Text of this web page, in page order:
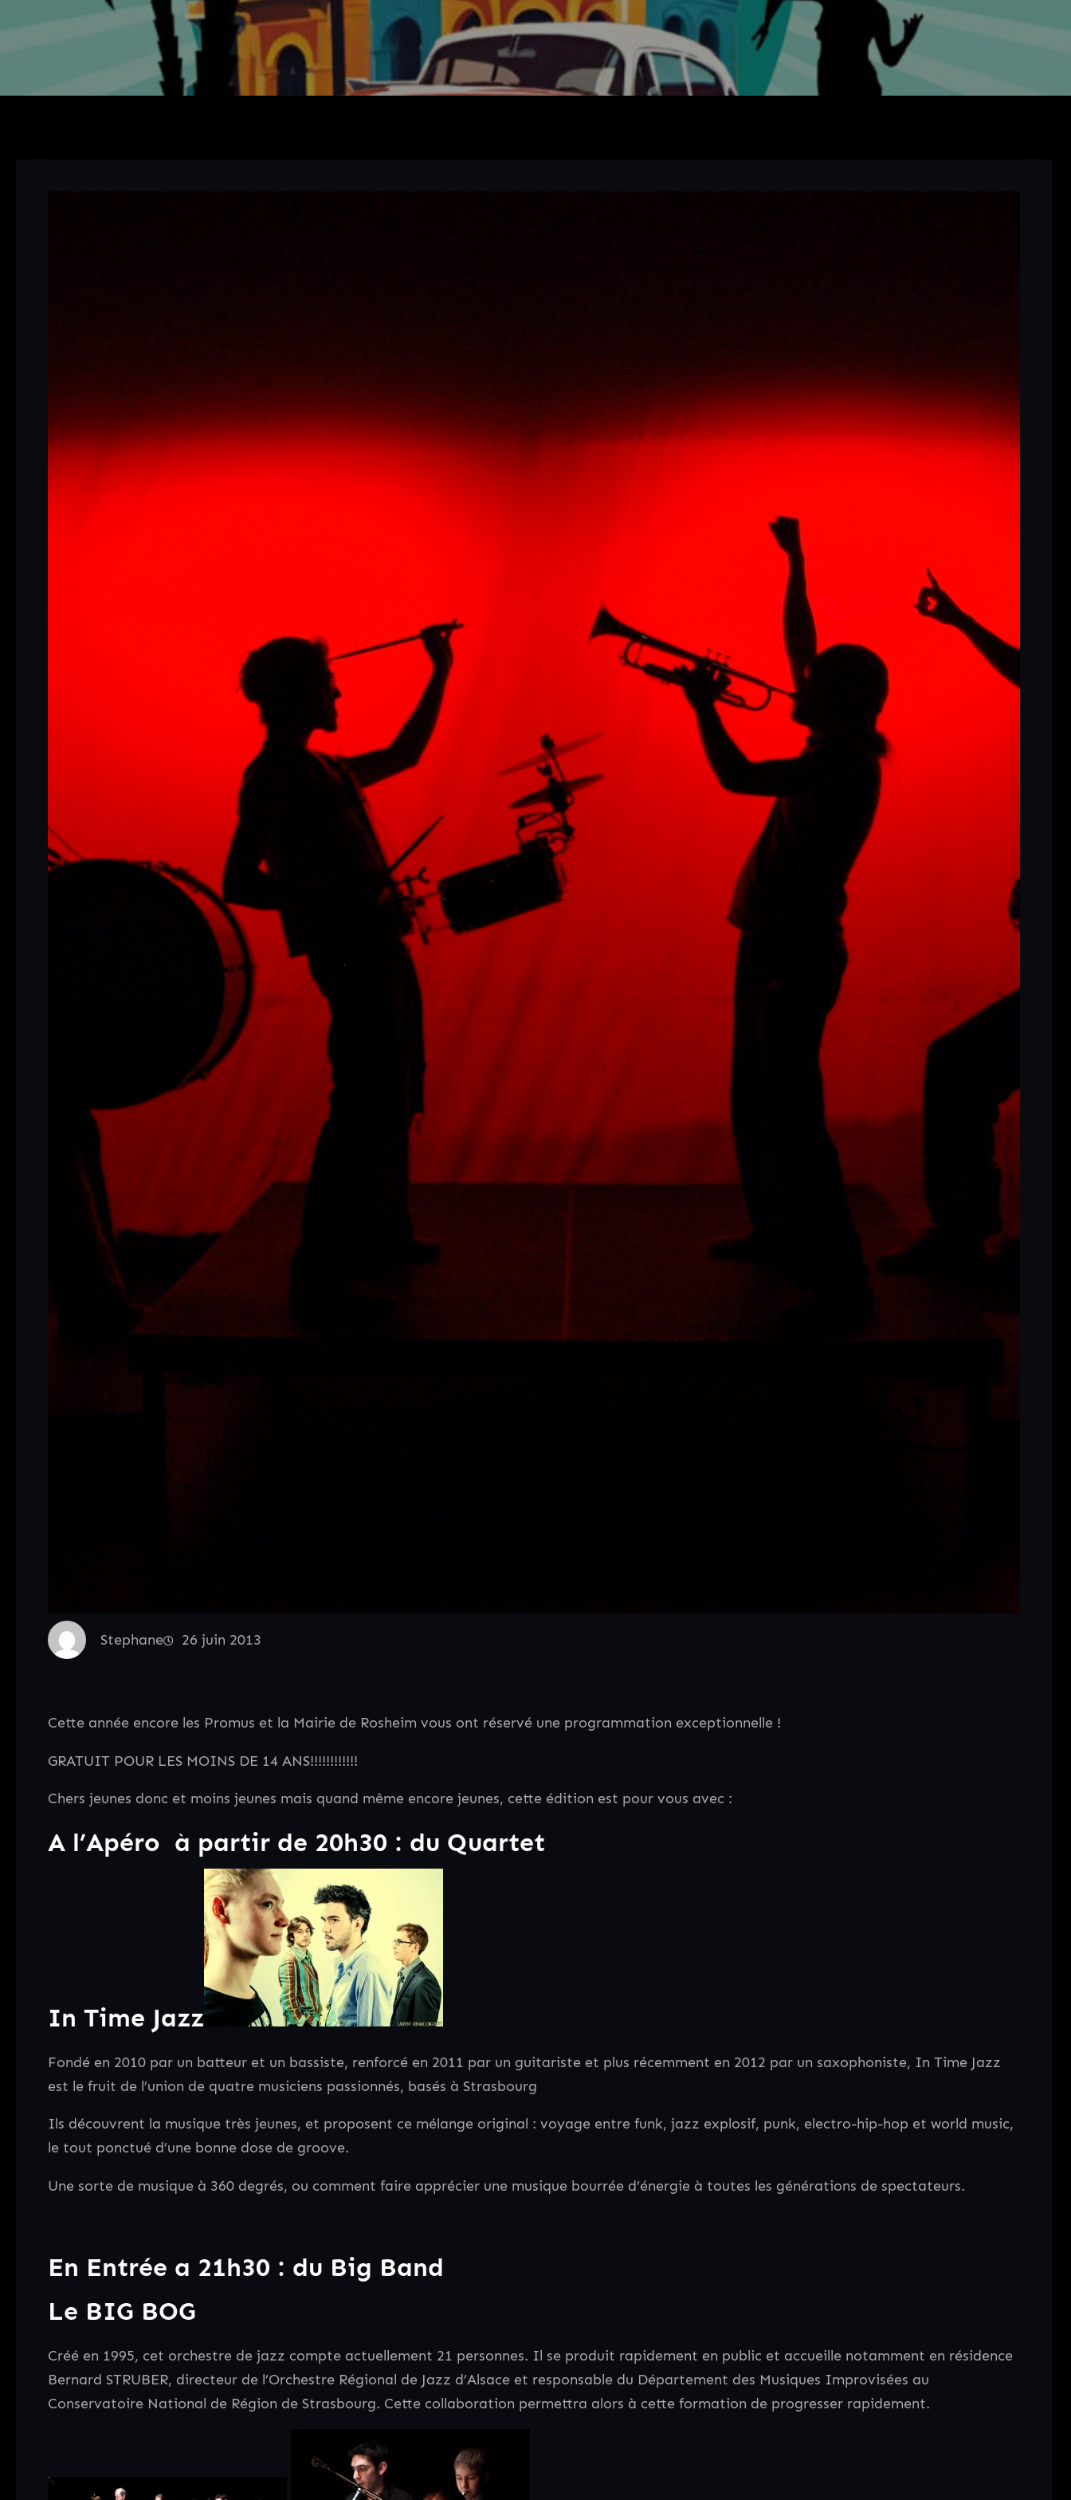
Stephane 26 juin 2013
Cette année encore les Promus et la Mairie de Rosheim vous ont réservé une programmation exceptionnelle !
GRATUIT POUR LES MOINS DE 14 ANS!!!!!!!!!!!!
Chers jeunes donc et moins jeunes mais quand même encore jeunes, cette édition est pour vous avec :
A l’Apéro à partir de 20h30 : du Quartet
In Time Jazz
Fondé en 2010 par un batteur et un bassiste, renforcé en 2011 par un guitariste et plus récemment en 2012 par un saxophoniste, In Time Jazz
est le fruit de l’union de quatre musiciens passionnés, basés à Strasbourg
Ils découvrent la musique très jeunes, et proposent ce mélange original : voyage entre funk, jazz explosif, punk, electro-hip-hop et world music,
le tout ponctué d’une bonne dose de groove.
Une sorte de musique à 360 degrés, ou comment faire apprécier une musique bourrée d’énergie à toutes les générations de spectateurs.
En Entrée a 21h30 : du Big Band
Le BIG BOG
Créé en 1995, cet orchestre de jazz compte actuellement 21 personnes. Il se produit rapidement en public et accueille notamment en résidence
Bernard STRUBER, directeur de l’Orchestre Régional de Jazz d’Alsace et responsable du Département des Musiques Improvisées au
Conservatoire National de Région de Strasbourg. Cette collaboration permettra alors à cette formation de progresser rapidement.